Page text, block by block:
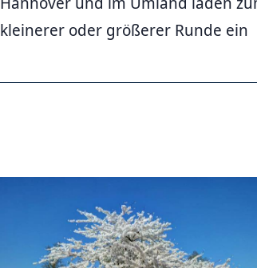
kleinerer oder größerer Runde ein